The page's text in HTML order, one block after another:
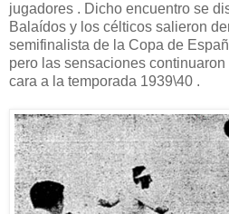
jugadores . Dicho encuentro se
Balaídos y los célticos salieron
semifinalista de la Copa de
pero las sensaciones
cara a la temporada 1939\40 .